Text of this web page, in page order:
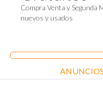
Compra Venta y Segunda
nuevos y usados